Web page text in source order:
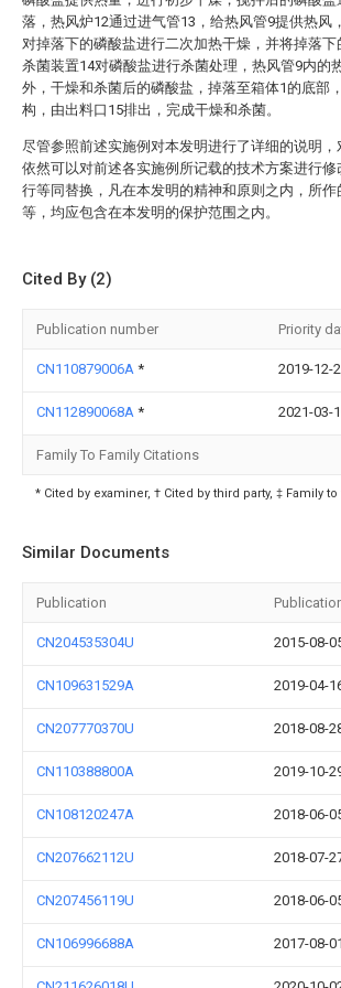
落，热风炉12通过进气管13，给热风管9提供热风
对掉落下的磷酸盐进行二次加热干燥，并将掉落
杀菌装置14对磷酸盐进行杀菌处理，热风管9内的
外，干燥和杀菌后的磷酸盐，掉落至箱体1的底部
构，由出料口15排出，完成干燥和杀菌。
尽管参照前述实施例对本发明进行了详细的说明
依然可以对前述各实施例所记载的技术方案进行
行等同替换，凡在本发明的精神和原则之内，所
等，均应包含在本发明的保护范围之内。
Cited By (2)
Publication number Priority
CN110879006A * 2019-12-
CN112890068A * 2021-03-
Family To Family Citations
* Cited by examiner, † Cited by third party, ‡ Family
Similar Documents
Publication
CN204535304U 2015-08-
CN109631529A 2019-04-
CN207770370U 2018-08-
CN110388800A 2019-10-
CN108120247A 2018-06-
CN207662112U 2018-07-
CN207456119U 2018-06-
CN106996688A 2017-08-01